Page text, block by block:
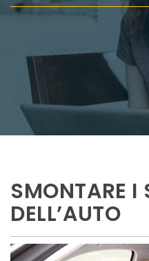
SMONTARE I
DELL’AUTO